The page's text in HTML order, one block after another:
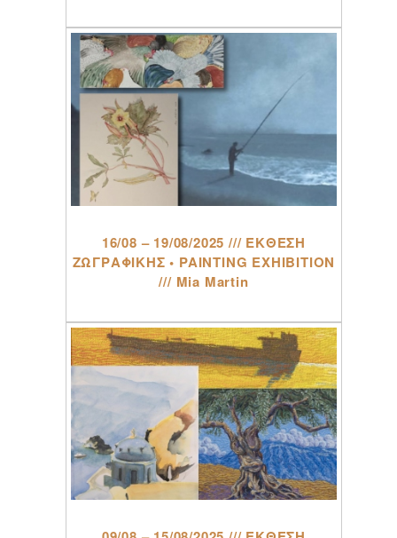
16/08 – 19/08/2025 /// ΕΚΘΕΣΗ
ΖΩΓΡΑΦΙΚΗΣ • PAINTING EXHIBITION
/// Mia Martin